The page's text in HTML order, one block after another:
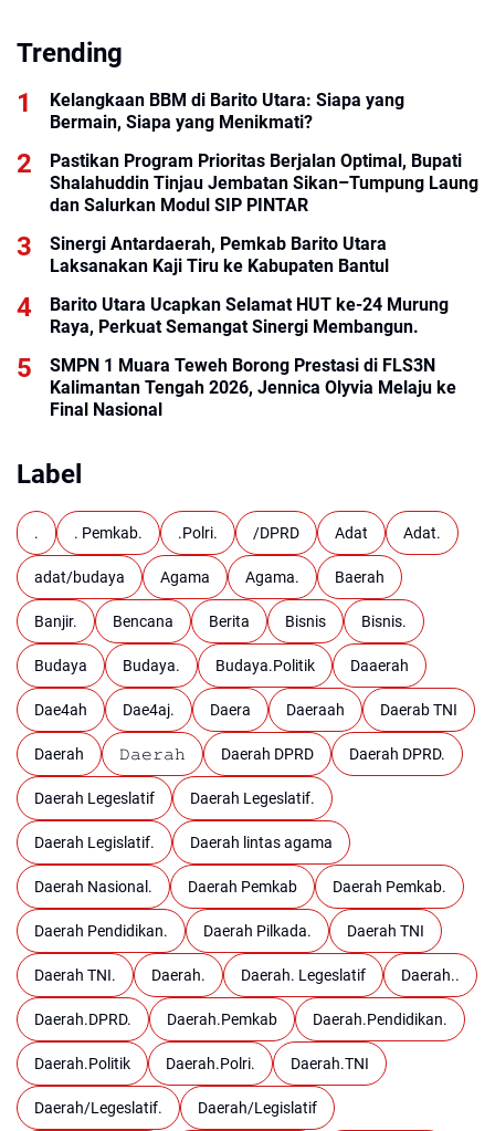
Trending
Kelangkaan BBM di Barito Utara: Siapa yang
Bermain, Siapa yang Menikmati?
Pastikan Program Prioritas Berjalan Optimal, Bupati
Shalahuddin Tinjau Jembatan Sikan–Tumpung Laung
dan Salurkan Modul SIP PINTAR
Sinergi Antardaerah, Pemkab Barito Utara
Laksanakan Kaji Tiru ke Kabupaten Bantul
Barito Utara Ucapkan Selamat HUT ke-24 Murung
Raya, Perkuat Semangat Sinergi Membangun.
SMPN 1 Muara Teweh Borong Prestasi di FLS3N
Kalimantan Tengah 2026, Jennica Olyvia Melaju ke
Final Nasional
Label
. . Pemkab. .Polri. /DPRD Adat Adat.
adat/budaya Agama Agama. Baerah
Banjir. Bencana Berita Bisnis Bisnis.
Budaya Budaya. Budaya.Politik Daaerah
Dae4ah Dae4aj. Daera Daeraah Daerab TNI
Daerah 𝙳𝚊𝚎𝚛𝚊𝚑 Daerah DPRD Daerah DPRD.
Daerah Legeslatif Daerah Legeslatif.
Daerah Legislatif. Daerah lintas agama
Daerah Nasional. Daerah Pemkab Daerah Pemkab.
Daerah Pendidikan. Daerah Pilkada. Daerah TNI
Daerah TNI. Daerah. Daerah. Legeslatif Daerah..
Daerah.DPRD. Daerah.Pemkab Daerah.Pendidikan.
Daerah.Politik Daerah.Polri. Daerah.TNI
Daerah/Legeslatif. Daerah/Legislatif